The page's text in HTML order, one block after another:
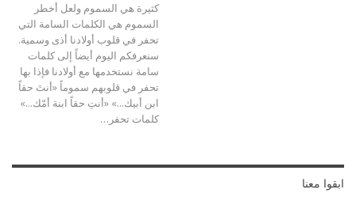
كثيرة هي السموم ولعل أخطر
السموم هي الكلمات السامة التي
تحفر في قلوب أولادنا أذى وسمية.
سنعرفكم اليوم أيضاً إلى كلمات
سامة نستخدمها مع أولادنا فإذا بها
تحفر في قلوبهم سموماً «أنتَ حقاً
ابن أبيك...» «أنتِ حقاً ابنة أمّك...»
كلمات تحفر…
ابقوا معنا